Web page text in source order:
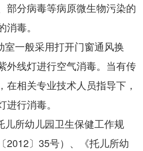
部分病毒等病原微生物污染的
毒。
室一般采用打开门窗通风换
外线灯进行空气消毒。当有传
在相关专业技术人员指导下，
行消毒。
儿所幼儿园卫生保健工作规
2012〕35号）、《托儿所幼